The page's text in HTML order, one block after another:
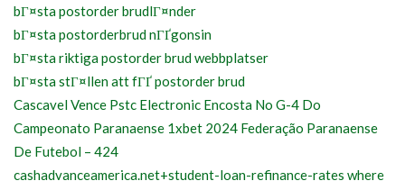
bГ¤sta postorder brudlГ¤nder
bГ¤sta postorderbrud nГҐgonsin
bГ¤sta riktiga postorder brud webbplatser
bГ¤sta stГ¤llen att fГҐ postorder brud
Cascavel Vence Pstc Electronic Encosta No G-4 Do
Campeonato Paranaense 1xbet 2024 Federação Paranaense
De Futebol – 424
cashadvanceamerica.net+student-loan-refinance-rates where